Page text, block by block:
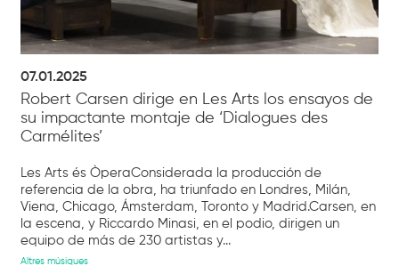
07.01.2025
Robert Carsen dirige en Les Arts los ensayos de
su impactante montaje de ‘Dialogues des
Carmélites’
Les Arts és ÒperaConsiderada la producción de
referencia de la obra, ha triunfado en Londres, Milán,
Viena, Chicago, Ámsterdam, Toronto y Madrid.Carsen, en
la escena, y Riccardo Minasi, en el podio, dirigen un
equipo de más de 230 artistas y...
Altres músiques